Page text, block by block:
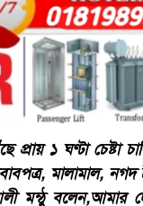
১ ঘণ্টা চেষ্টা
মালামাল, নগদ
মন্ঠু